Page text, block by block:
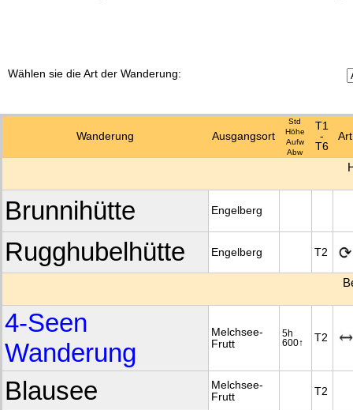
Wählen sie die Art der Wanderung:
Wanderung Ausgangsort
Std
Höhe
Aufw
Abw
T1
-
T6
Art
Brunnihütte Engelberg
Rugghubelhütte Engelberg T2
4-Seen
Wanderung
Melchsee-
Frutt
5h
600↑
T2
Blausee
Melchsee-
Frutt
T2